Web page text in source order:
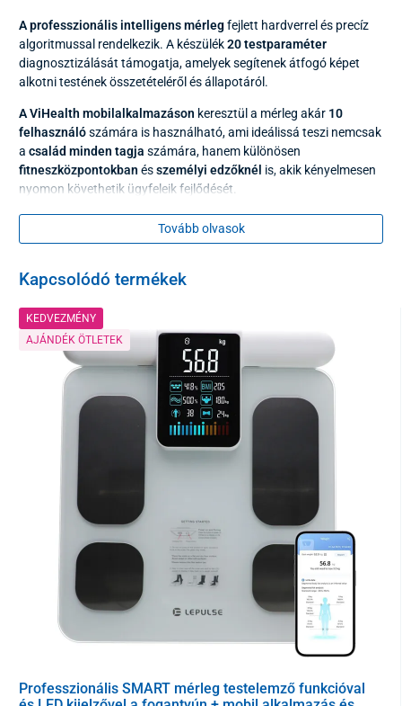
A professzionális intelligens mérlegfejlett hardverrel és precíz
algoritmussal rendelkezik. A készülék20 testparaméter
diagnosztizálását támogatja, amelyek segítenek átfogó képet
alkotni testének összetételéről és állapotáról.
A ViHealth mobilalkalmazáson keresztül a mérleg akár 10
felhasználószámára is használható, ami ideálissá teszi nemcsak
a család minden tagja számára, hanem különösen
fitneszközpontokban ésszemélyi edzőknél is, akik kényelmesen
nyomon követhetik ügyfeleik fejlődését.
Az indium - ón - oxid réteggelbevont edzett üvegbőlkészült panel
integrált kialakítása és a belső színes
elegáns
megjelenést kölcsönöz a mérlegnek és egyben
védelmet nyújt a
külső sérülésekkel szemben.
A kijelzőn a testsúly mellett az akkumulátor állapota, a Bluetooth
kapcsolat szimbóluma és a kiválasztott súlyegység is látható.
napfényben is.
Tovább olvasok
Kapcsolódó termékek
KEDVEZMÉNY
AJÁNDÉK ÖTLETEK
Professzionális SMART mérleg testelemző funkcióval